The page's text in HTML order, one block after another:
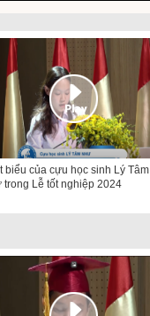
biểu của cựu học sinh Lý Tâm
trong Lễ tốt nghiệp 2024